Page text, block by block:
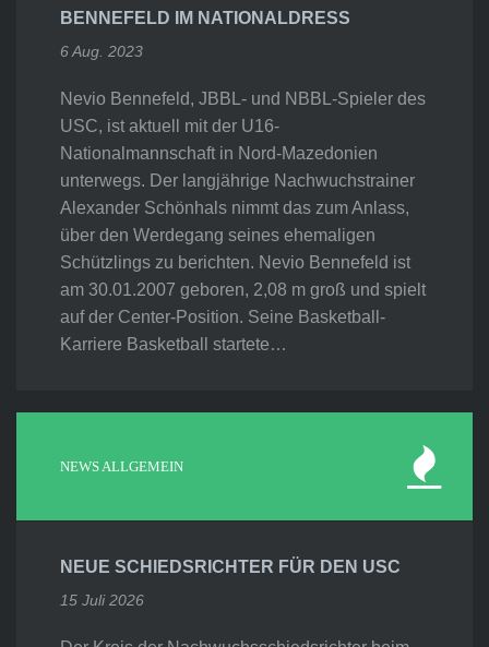
BENNEFELD IM NATIONALDRESS
6 Aug. 2023
Nevio Bennefeld, JBBL- und NBBL-Spieler des
USC, ist aktuell mit der U16-
Nationalmannschaft in Nord-Mazedonien
unterwegs. Der langjährige Nachwuchstrainer
Alexander Schönhals nimmt das zum Anlass,
über den Werdegang seines ehemaligen
Schützlings zu berichten. Nevio Bennefeld ist
am 30.01.2007 geboren, 2,08 m groß und spielt
auf der Center-Position. Seine Basketball-
Karriere Basketball startete…
NEWS ALLGEMEIN
NEUE SCHIEDSRICHTER FÜR DEN USC
15 Juli 2026